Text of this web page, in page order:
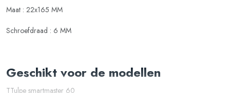
Maat : 22x165 MM
Schroefdraad : 6 MM
Geschikt voor de modellen
TTulpe smartmaster 60